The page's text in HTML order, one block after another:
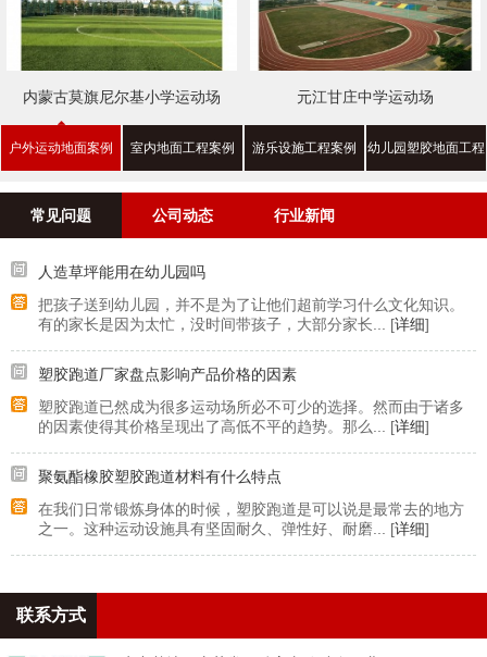
内蒙古莫旗尼尔基小学运动场 元江甘庄中学运动场
户外运动地面案例 室内地面工程案例 游乐设施工程案例 幼儿园塑胶地面工程
案例
常见问题 公司动态 行业新闻
人造草坪能用在幼儿园吗
把孩子送到幼儿园，并不是为了让他们超前学习什么文化知识。
有的家长是因为太忙，没时间带孩子，大部分家长... [详细]
塑胶跑道厂家盘点影响产品价格的因素
塑胶跑道已然成为很多运动场所必不可少的选择。然而由于诸多
的因素使得其价格呈现出了高低不平的趋势。那么... [详细]
聚氨酯橡胶塑胶跑道材料有什么特点
在我们日常锻炼身体的时候，塑胶跑道是可以说是最常去的地方
之一。这种运动设施具有坚固耐久、弹性好、耐磨... [详细]
联系方式